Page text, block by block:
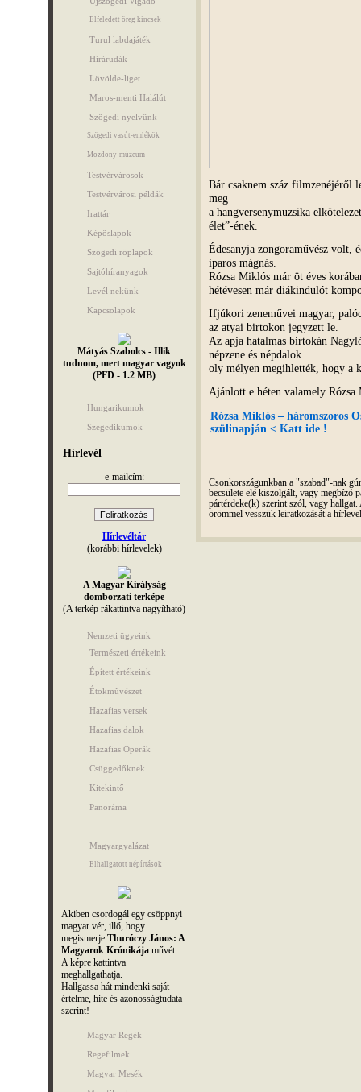
Elfeledett öreg kincsek
Turul labdajáték
Hírárudák
Lövölde-liget
Maros-menti Halálút
Szögedi nyelvünk
Szögedi vasút-emlékök
Mozdony-múzeum
Testvérvárosok
Testvérvárosi példák
Irattár
Képöslapok
Szögedi röplapok
Sajtóhíranyagok
Levél nekünk
Kapcsolapok
Mátyás Szabolcs - Illik
tudnom, mert magyar vagyok
(PFD - 1.2 MB)
Hungarikumok
Szegedikumok
Hírlevél
e-mailcím:
Hírlevéltár
(korábbi hírlevelek)
A Magyar Királyság
domborzati terképe
(A terkép rákattintva nagyítható)
Nemzeti ügyeink
Természeti értékeink
Épített értékeink
Étökművészet
Hazafias versek
Hazafias dalok
Hazafias Operák
Csüggedőknek
Kitekintő
Panoráma
Magyargyalázat
Elhallgatott népírtások
Akiben csordogál egy csöppnyi
magyar vér, illő, hogy
megismerje Thuróczy János: A
Magyarok Krónikájaművét.
A képre kattintva
meghallgathatja.
Hallgassa hát mindenki saját
értelme, hite és azonosságtudata
szerint!
Magyar Regék
Regefilmek
Magyar Mesék
Bár csaknem száz filmzenéjéről
meg
a hangversenymuzsika
élet”-ének.
Édesanyja zongoraművész volt,
iparos mágnás.
Rózsa Miklós már öt éves
hétévesen már diákindulót
Ifjúkori zeneművei magyar,
az atyai birtokon jegyzett le.
Az apja hatalmas birtokán
népzene és népdalok
oly mélyen megihlették, hogy a
Ajánlott e héten valamely
Rózsa Miklós – háromszoros
szülinapján < Katt ide !
Csonkországunkban a "szabad"-nak
becsülete elé kiszolgált, vagy megbízó
pártérdeke(k) szerint szól, vagy
örömmel vesszük leiratkozását a